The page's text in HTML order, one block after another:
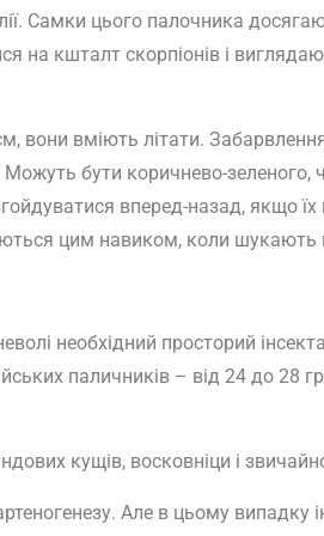
Самки цього палочника
на кшталт скорпіонів і
вони вміють літати.
Можуть бути коричнево-
вперед-назад, якщо
цим навиком, коли шукають
необхідний просторий
паличників – від 24 до 28
кущів, восковніци і
Але в цьому випадку